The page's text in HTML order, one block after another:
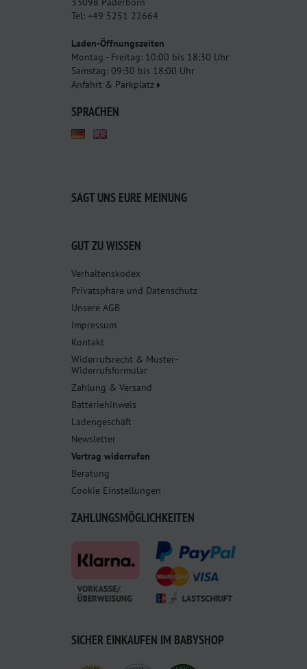
Tel: +49 5251 22664
Laden-Öffnungszeiten
Montag - Freitag: 10:00 bis 18:30 Uhr
Samstag: 09:30 bis 18:00 Uhr
Anfahrt & Parkplatz
SPRACHEN
SAGT UNS EURE MEINUNG
GUT ZU WISSEN
Verhaltenskodex
Privatsphäre und Datenschutz
Unsere AGB
Impressum
Kontakt
Widerrufsrecht & Muster-
Widerrufsformular
Zahlung & Versand
Batteriehinweis
Ladengeschäft
Newsletter
Vertrag widerrufen
Beratung
Cookie Einstellungen
ZAHLUNGSMÖGLICHKEITEN
SICHER EINKAUFEN IM BABYSHOP